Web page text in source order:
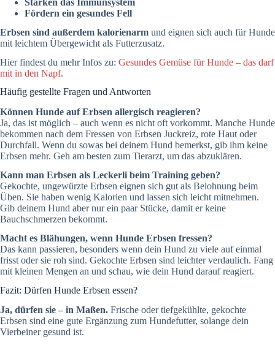
Stärken das Immunsystem
Fördern ein gesundes Fell
Erbsen sind außerdem kalorienarm und eignen sich auch für Hunde
mit leichtem Übergewicht als Futterzusatz.
Hier findest du mehr Infos zu: Gesundes Gemüse für Hunde – das darf
mit in den Napf.
Häufig gestellte Fragen und Antworten
Können Hunde auf Erbsen allergisch reagieren?
Ja, das ist möglich – auch wenn es nicht oft vorkommt. Manche Hunde
bekommen nach dem Fressen von Erbsen Juckreiz, rote Haut oder
Durchfall. Wenn du sowas bei deinem Hund bemerkst, gib ihm keine
Erbsen mehr. Geh am besten zum Tierarzt, um das abzuklären.
Kann man Erbsen als Leckerli beim Training geben?
Gekochte, ungewürzte Erbsen eignen sich gut als Belohnung beim
Üben. Sie haben wenig Kalorien und lassen sich leicht mitnehmen.
Gib deinem Hund aber nur ein paar Stücke, damit er keine
Bauchschmerzen bekommt.
Macht es Blähungen, wenn Hunde Erbsen fressen?
Das kann passieren, besonders wenn dein Hund zu viele auf einmal
frisst oder sie roh sind. Gekochte Erbsen sind leichter verdaulich. Fang
mit kleinen Mengen an und schau, wie dein Hund darauf reagiert.
Fazit: Dürfen Hunde Erbsen essen?
Ja, dürfen sie – in Maßen. Frische oder tiefgekühlte, gekochte
Erbsen sind eine gute Ergänzung zum Hundefutter, solange dein
Vierbeiner gesund ist.